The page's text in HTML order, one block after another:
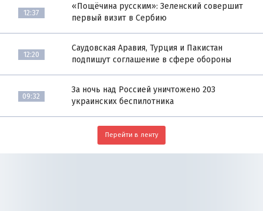
12:37
«Пощёчина русским»: Зеленский совершит
первый визит в Сербию
12:20
Саудовская Аравия, Турция и Пакистан
подпишут соглашение в сфере обороны
09:32
За ночь над Россией уничтожено 203
украинских беспилотника
Перейти в ленту